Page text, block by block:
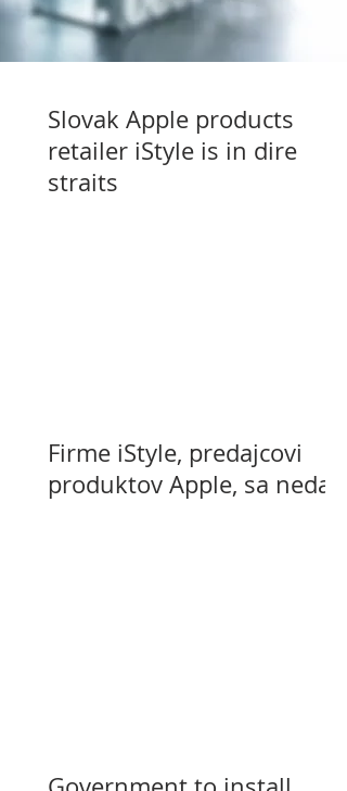
Slovak Apple products
retailer iStyle is in dire
straits
Firme iStyle, predajcovi
produktov Apple, sa nedarí